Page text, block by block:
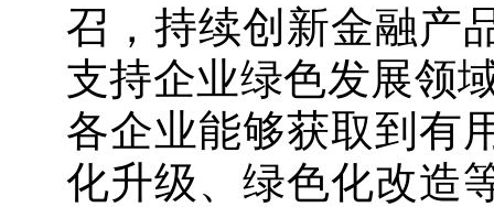
召，持续创新金融产
支持企业绿色发展领
各企业能够获取到有
化升级、绿色化改造